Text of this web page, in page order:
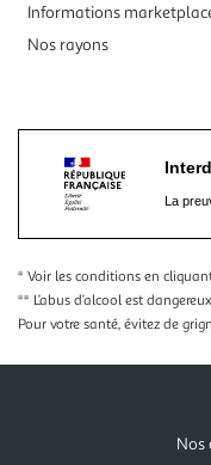
Informations
Nos rayons
La
* Voir les conditions en
** L’abus d’alcool est
Pour votre santé, évitez de
Nos